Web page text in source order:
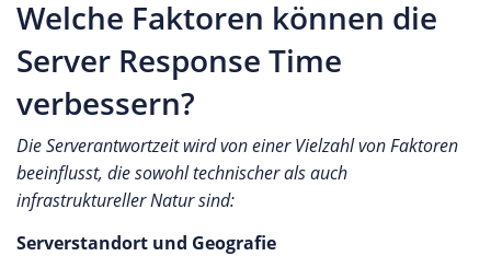
Welche Faktoren können die
Server Response Time
verbessern?
Die Serverantwortzeit wird von einer Vielzahl von Faktoren
beeinflusst, die sowohl technischer als auch
infrastruktureller Natur sind:
Serverstandort und Geografie